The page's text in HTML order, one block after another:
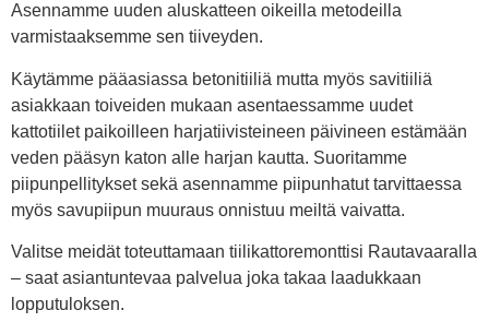
Asennamme uuden aluskatteen oikeilla metodeilla
varmistaaksemme sen tiiveyden.
Käytämme pääasiassa betonitiiliä mutta myös savitiiliä
asiakkaan toiveiden mukaan asentaessamme uudet
kattotiilet paikoilleen harjatiivisteineen päivineen estämään
veden pääsyn katon alle harjan kautta. Suoritamme
piipunpellitykset sekä asennamme piipunhatut tarvittaessa
myös savupiipun muuraus onnistuu meiltä vaivatta.
Valitse meidät toteuttamaan tiilikattoremonttisi Rautavaaralla
– saat asiantuntevaa palvelua joka takaa laadukkaan
lopputuloksen.